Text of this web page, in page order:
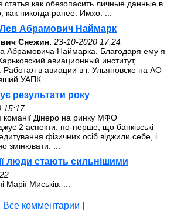
как обезопасить личные данные в
как никогда ранее. Имхо. ...
Абрамович Наймарк
Снежин. 23-10-2020 17:24
Абрамовича Наймарка. Благодаря ему я
авиационный институт,
в авиации в г. Ульяновске на АО
УАПК. ...
результати року
15:17
команії Дінеро на ринку МФО
2 аспекти: по-перше, що банківські
фізичних осіб віджили себе, і
змінювати. ...
люди стають сильнішими
Марії Миськів. ...
[ Все комментарии ]